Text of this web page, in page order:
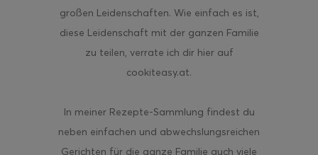
großen Leidenschaften. Wie einfach es ist,
diese Leidenschaft mit der ganzen Familie
zu teilen, verrate ich dir hier auf
cookiteasy.at.
In meiner Rezepte-Sammlung findest du
neben einfachen und abwechslungsreichen
Gerichten für die ganze Familie auch viele